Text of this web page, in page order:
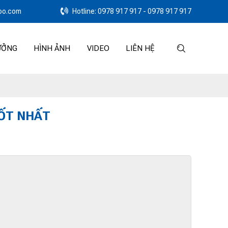
Hotline: 0978 917 917 - 0978 917 917
HÌNH ẢNH VIDEO LIÊN HỆ
NHẤT